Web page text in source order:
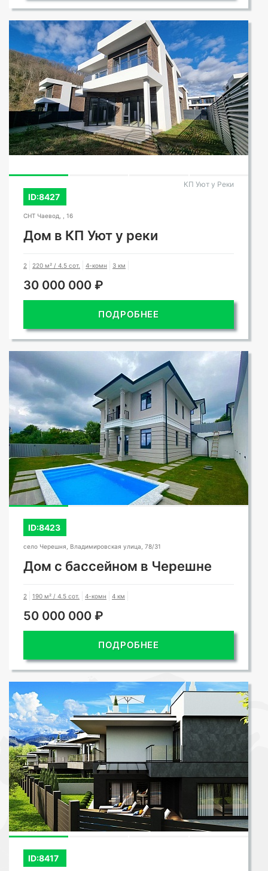
ID:8427
КП Уют у Реки
СНТ Чаевод, , 16
Дом в КП Уют у реки
2 220 м² / 4.5 сот. 4-комн 3 км
30 000 000 ₽
ПОДРОБНЕЕ
ID:8423
село Черешня, Владимировская улица, 78/31
Дом с бассейном в Черешне
2 190 м² / 4.5 сот. 4-комн 4 км
50 000 000 ₽
ПОДРОБНЕЕ
ID:8417